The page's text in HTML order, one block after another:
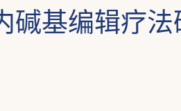
碱基编辑疗